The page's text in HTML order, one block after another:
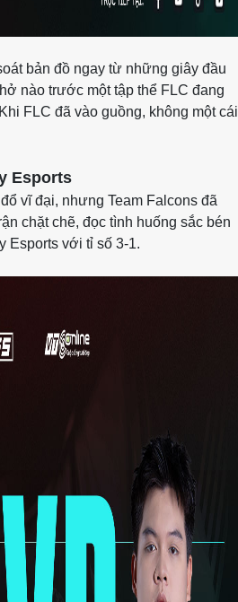
bản đồ ngay từ những giây đầu
nào trước một tập thể FLC đang
FLC đã vào guồng, không một cái
Esports
vĩ đại, nhưng Team Falcons đã
chặt chẽ, đọc tình huống sắc bén
Esports với tỉ số 3-1.